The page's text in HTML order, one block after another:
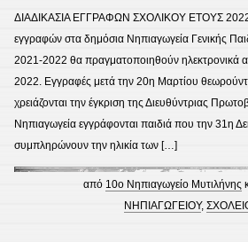
ΔΙΑΔΙΚΑΣΙΑ ΕΓΓΡΑΦΩΝ ΣΧΟΛΙΚΟΥ ΕΤΟΥΣ 2022-
εγγραφών στα δημόσια Νηπιαγωγεία Γενικής
2021-2022 θα πραγματοποιηθούν ηλεκτρονικά
2022. Εγγραφές μετά την 20η Μαρτίου
χρειάζονται την έγκριση της Διευθύντριας
Νηπιαγωγεία εγγράφονται παιδιά που την 31η
συμπληρώνουν την ηλικία των […]
από 10ο Νηπιαγωγείο Μυτιλήνης
ΝΗΠΙΑΓΩΓΕΙΟΥ,